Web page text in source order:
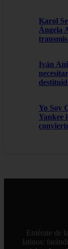
Karol
Ángela
Iván
Yo Soy
Yankee
Entérate de
latinos: